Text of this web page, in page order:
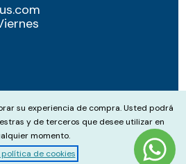
su experiencia de compra. Usted podrá
y de terceros que desee utilizar en
momento.
política de cookies